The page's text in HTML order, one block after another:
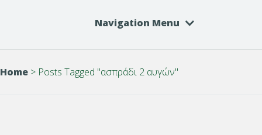
Navigation Menu
Home > Posts Tagged "ασπράδι 2 αυγών"